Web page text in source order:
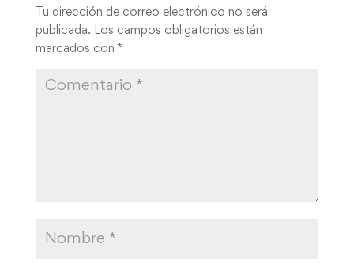
Tu dirección de correo electrónico no será
publicada. Los campos obligatorios están
marcados con *